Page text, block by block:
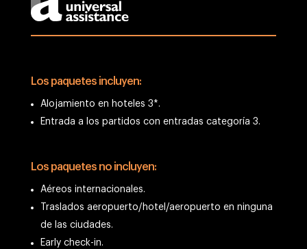
Los paquetes incluyen:
Alojamiento en hoteles 3*.
Entrada a los partidos con entradas categoría 3.
Los paquetes no incluyen:
Aéreos internacionales.
Traslados aeropuerto/hotel/aeropuerto en ninguna
de las ciudades.
Early check-in.